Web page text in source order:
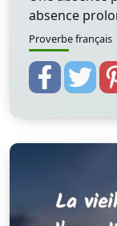
absence
Proverbe français